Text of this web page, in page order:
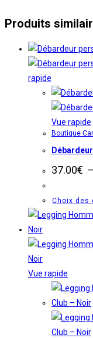
Produits
rapide
Vue rapide
Boutique
37.00€ –
Choix des
Vue rapide